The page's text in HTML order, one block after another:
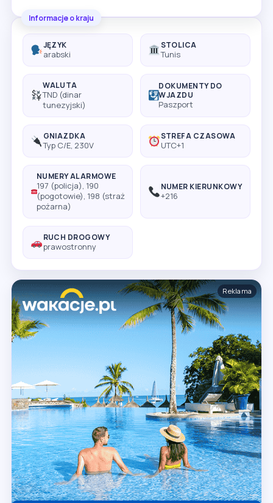
Informacje o kraju
JĘZYK
arabski
STOLICA
Tunis
WALUTA
TND (dinar
tunezyjski)
DOKUMENTY DO
WJAZDU
Paszport
GNIAZDKA
Typ C/E, 230V
STREFA CZASOWA
UTC+1
NUMERY ALARMOWE
197 (policja), 190
(pogotowie), 198 (straż
pożarna)
NUMER KIERUNKOWY
+216
RUCH DROGOWY
prawostronny
Reklama